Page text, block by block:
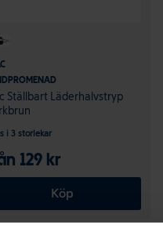
Ställbart Läderhalvstryp
i 3 storlekar
129 kr
Köp